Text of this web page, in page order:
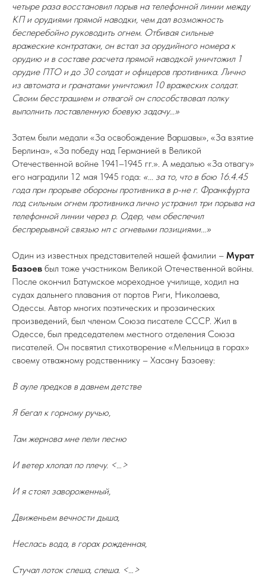
четыре раза восстановил порыв на телефонной линии между
КП и орудиями прямой наводки, чем дал возможность
бесперебойно руководить огнем. Отбивая сильные
вражеские контратаки, он встал за орудийного номера к
орудию и в составе расчета прямой наводкой уничтожил 1
орудие ПТО и до 30 солдат и офицеров противника. Лично
из автомата и гранатами уничтожил 10 вражеских солдат.
Своим бесстрашием и отвагой он способствовал полку
выполнить поставленную боевую задачу...»
Затем были медали «За освобождение Варшавы», «За взятие
Берлина», «За победу над Германией в Великой
Отечественной войне 1941–1945 гг.». А медалью «За отвагу»
его наградили 12 мая 1945 года: «... за то, что в бою 16.4.45
года при прорыве обороны противника в р-не г. Франкфурта
под сильным огнем противника лично устранил три порыва на
телефонной линии через р. Одер, чем обеспечил
беспрерывной связью нп с огневыми позициями...»
Один из известных представителей нашей фамилии – Мурат
Базоев был тоже участником Великой Отечественной войны.
После окончил Батумское мореходное училище, ходил на
судах дальнего плавания от портов Риги, Николаева,
Одессы. Автор многих поэтических и прозаических
произведений, был членом Союза писателе СССР. Жил в
Одессе, был председателем местного отделения Союза
писателей. Он посвятил стихотворение «Мельница в горах»
своему отважному родственнику – Хасану Базоеву:
В ауле предков в давнем детстве
Я бегал к горному ручью,
Там жернова мне пели песню
И ветер хлопал по плечу. <…>
И я стоял завороженный,
Движеньем вечности дыша,
Неслась вода, в горах рожденная,
Стучал лоток спеша, спеша. <…>